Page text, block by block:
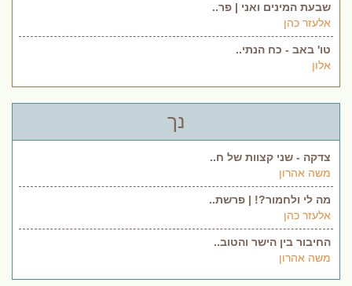
שבעת המינים ואני | פר..
אלעזר כהן
טו' באב - כח הנתי..
אלון
נך
צדקה - שני קצוות של ח..
משה אהרון
מה לי ולחמור?! | פרשת..
אלעזר כהן
החיבור בין הישר והטוב..
משה אהרון